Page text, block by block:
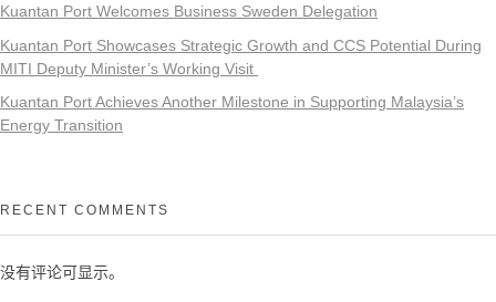
Kuantan Port Welcomes Business Sweden Delegation
Kuantan Port Showcases Strategic Growth and CCS Potential During
MITI Deputy Minister’s Working Visit
Kuantan Port Achieves Another Milestone in Supporting Malaysia’s
Energy Transition
RECENT COMMENTS
没有评论可显示。